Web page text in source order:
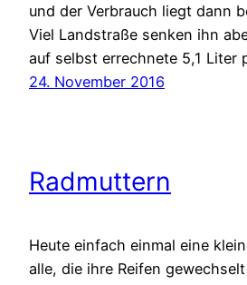
und der Verbrauch liegt dann
Viel Landstraße senken ihn
auf selbst errechnete 5,1 Liter
24. November 2016
Radmuttern
Heute einfach einmal eine
alle, die ihre Reifen